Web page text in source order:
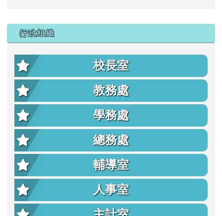
行政組織
校長室
教務處
學務處
總務處
輔導室
人事室